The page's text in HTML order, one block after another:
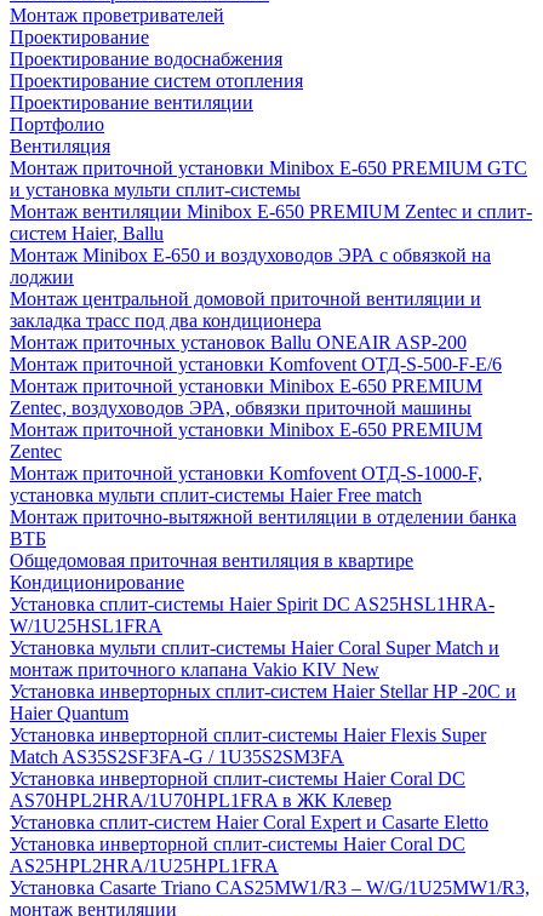
Монтаж проветривателей
Проектирование
Проектирование водоснабжения
Проектирование систем отопления
Проектирование вентиляции
Портфолио
Вентиляция
Монтаж приточной установки Minibox E-650 PREMIUM GTC
и установка мульти сплит-системы
Монтаж вентиляции Minibox E-650 PREMIUM Zentec и сплит-
систем Haier, Ballu
Монтаж Minibox E-650 и воздуховодов ЭРА с обвязкой на
лоджии
Монтаж центральной домовой приточной вентиляции и
закладка трасс под два кондиционера
Монтаж приточных установок Ballu ONEAIR ASP-200
Монтаж приточной установки Komfovent ОТД-S-500-F-E/6
Монтаж приточной установки Minibox E-650 PREMIUM
Zentec, воздуховодов ЭРА, обвязки приточной машины
Монтаж приточной установки Minibox E-650 PREMIUM
Zentec
Монтаж приточной установки Komfovent ОТД-S-1000-F,
установка мульти сплит-системы Haier Free match
Монтаж приточно-вытяжной вентиляции в отделении банка
ВТБ
Общедомовая приточная вентиляция в квартире
Кондиционирование
Установка сплит-системы Haier Spirit DC AS25HSL1HRA-
W/1U25HSL1FRA
Установка мульти сплит-системы Haier Coral Super Match и
монтаж приточного клапана Vakio KIV New
Установка инверторных сплит-систем Haier Stellar HP -20С и
Haier Quantum
Установка инверторной сплит-системы Haier Flexis Super
Match AS35S2SF3FA-G / 1U35S2SM3FA
Установка инверторной сплит-системы Haier Coral DC
AS70HPL2HRA/1U70HPL1FRA в ЖК Клевер
Установка сплит-систем Haier Coral Expert и Casarte Eletto
Установка инверторной сплит-системы Haier Coral DC
AS25HPL2HRA/1U25HPL1FRA
Установка Casarte Triano CAS25MW1/R3 – W/G/1U25MW1/R3,
монтаж вентиляции